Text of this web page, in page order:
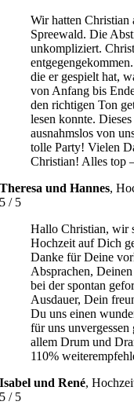
Wir hatten Christian
Spreewald. Die
unkompliziert.
die er gespielt hat,
von Anfang bis
den richtigen Ton
lesen konnte.
ausnahmslos von
tolle Party! Vielen
Christian! Alles top
Theresa und Hannes,
5 / 5
Hallo Christian, wir
Hochzeit auf Dich
Danke für Deine
Absprachen,
bei der spontan
Ausdauer, Dein
Du uns einen
für uns
allem Drum und
110%
Isabel und René,
5 / 5